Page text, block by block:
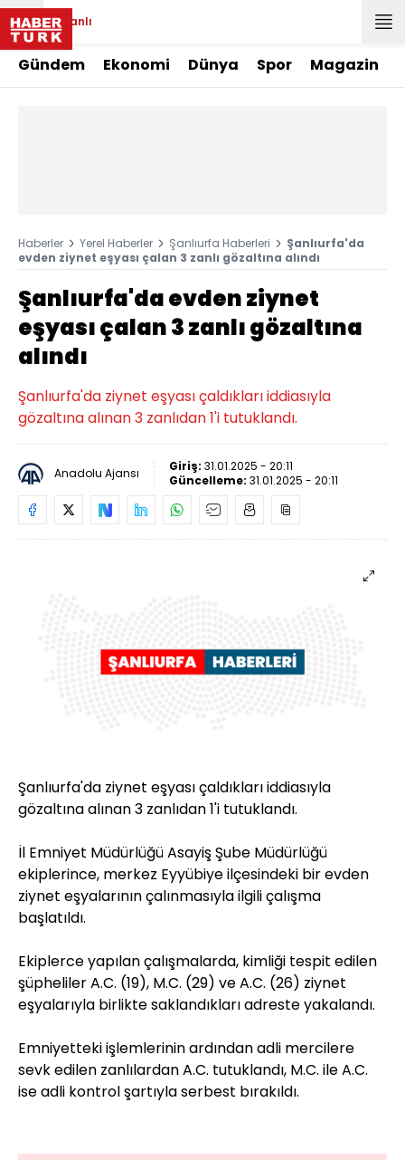
Canlı
Gündem Ekonomi Dünya Spor Magazin
Haberler Yerel Haberler Şanlıurfa Haberleri
Şanlıurfa'da
evden ziynet eşyası çalan 3 zanlı gözaltına alındı
Şanlıurfa'da evden ziynet
eşyası çalan 3 zanlı gözaltına
alındı
Şanlıurfa'da ziynet eşyası çaldıkları iddiasıyla
gözaltına alınan 3 zanlıdan 1'i tutuklandı.
Anadolu Ajansı Giriş: 31.01.2025 - 20:11
Güncelleme: 31.01.2025 - 20:11
Şanlıurfa'da ziynet eşyası çaldıkları iddiasıyla
gözaltına alınan 3 zanlıdan 1'i tutuklandı.
İl Emniyet Müdürlüğü Asayiş Şube Müdürlüğü
ekiplerince, merkez Eyyübiye ilçesindeki bir evden
ziynet eşyalarının çalınmasıyla ilgili çalışma
başlatıldı.
Ekiplerce yapılan çalışmalarda, kimliği tespit edilen
şüpheliler A.C. (19), M.C. (29) ve A.C. (26) ziynet
eşyalarıyla birlikte saklandıkları adreste yakalandı.
Emniyetteki işlemlerinin ardından adli mercilere
sevk edilen zanlılardan A.C. tutuklandı, M.C. ile A.C.
ise adli kontrol şartıyla serbest bırakıldı.